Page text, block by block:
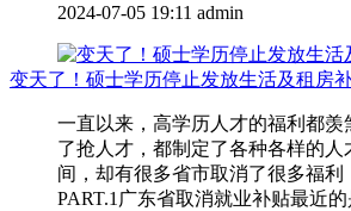
2024-07-05 19:11 admin
变天了！硕士学历停止发放生活及租房
一直以来，高学历人才的福利都羡
了抢人才，都制定了各种各样的人
间，却有很多省市取消了很多福利
PART.1广东省取消就业补贴最近